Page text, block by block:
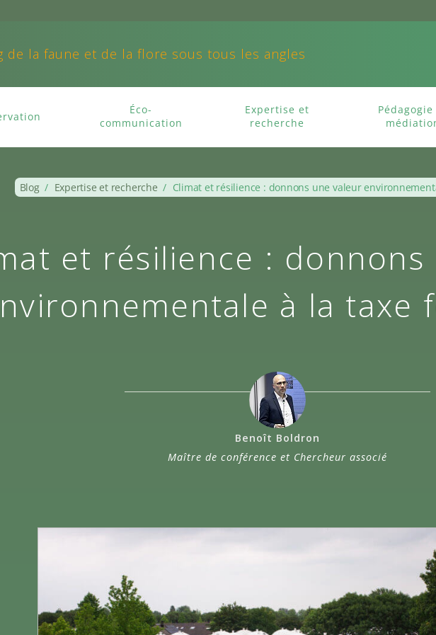
de la faune et de la flore sous tous les angles
Éco-
communication
Expertise et
recherche
Blog/ Expertise et recherche / Climat et résilience : donnons une valeur
et résilience : donnons
à la taxe
Benoît Boldron
Maître de conférence et Chercheur associé